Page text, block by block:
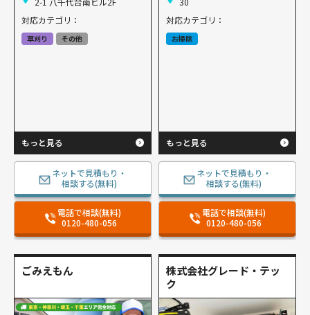
対応カテゴリ：
草刈り その他
もっと見る
ネットで見積もり・
相談する(無料)
電話で相談(無料)
0120-480-056
対応カテゴリ：
お掃除
もっと見る
ネットで見積もり・
相談する(無料)
電話で相談(無料)
0120-480-056
ごみえもん
株式会社グレード・テッ
ク